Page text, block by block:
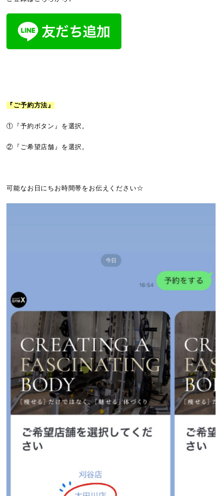
『ご予約方法』
①『予約ボタン』を選択。
②『ご希望店舗』を選択。
可能なお日にちお時間帯をお伝えください☆